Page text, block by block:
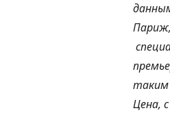
таким
Цена,